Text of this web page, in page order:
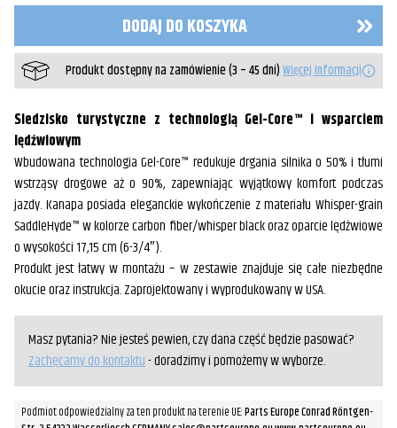
Tour
2025
H-
Pan
DODAJ DO KOSZYKA
Produkt dostępny na zamówienie (3 – 45 dni)Więcej informacji
Siedzisko turystyczne z technologią Gel-Core™ i wsparciem
lędźwiowym
Wbudowana technologia Gel-Core™ redukuje drgania silnika o 50% i tłumi
wstrząsy drogowe aż o 90%, zapewniając wyjątkowy komfort podczas
jazdy. Kanapa posiada eleganckie wykończenie z materiału Whisper-grain
SaddleHyde™ w kolorze carbon fiber/whisper black oraz oparcie lędźwiowe
o wysokości 17,15 cm (6-3/4″).
Produkt jest łatwy w montażu – w zestawie znajduje się całe niezbędne
okucie oraz instrukcja. Zaprojektowany i wyprodukowany w USA.
Masz pytania? Nie jesteś pewien, czy dana część będzie pasować?
Zachęcamy do kontaktu- doradzimy i pomożemy w wyborze.
Podmiot odpowiedzialny za ten produkt na terenie UE:Parts Europe Conrad Röntgen-